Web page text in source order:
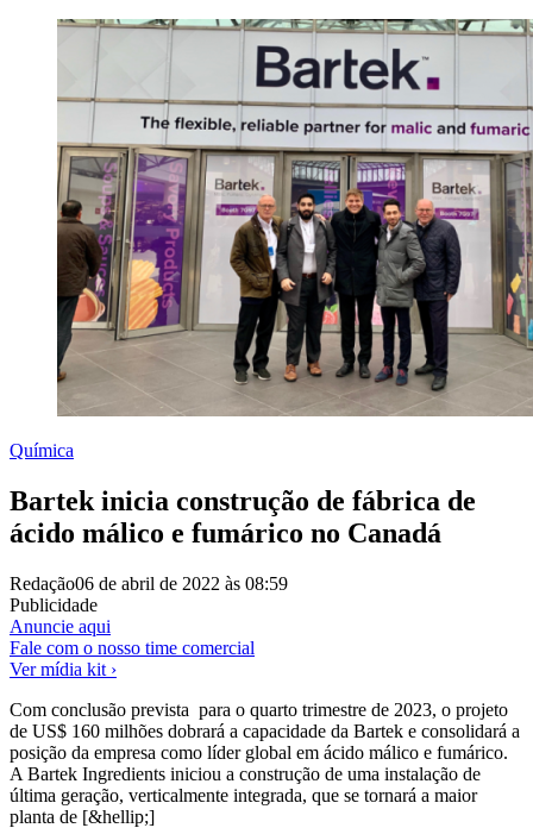
Química
Bartek inicia construção de fábrica de
ácido málico e fumárico no Canadá
Redação06 de abril de 2022 às 08:59
Publicidade
Anuncie aqui
Fale com o nosso time comercial
Ver mídia kit ›
Com conclusão prevista para o quarto trimestre de 2023, o projeto
de US$ 160 milhões dobrará a capacidade da Bartek e consolidará a
posição da empresa como líder global em ácido málico e fumárico.
A Bartek Ingredients iniciou a construção de uma instalação de
última geração, verticalmente integrada, que se tornará a maior
planta de [&hellip;]